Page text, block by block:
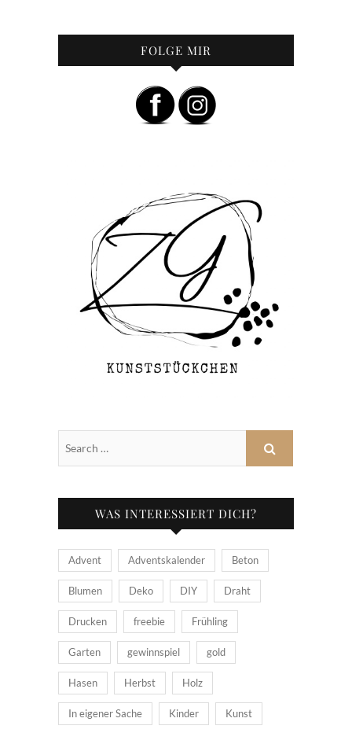
FOLGE MIR
WAS INTERESSIERT DICH?
Advent Adventskalender Beton
Blumen Deko DIY Draht
Drucken freebie Frühling
Garten gewinnspiel gold
Hasen Herbst Holz
In eigener Sache Kinder Kunst